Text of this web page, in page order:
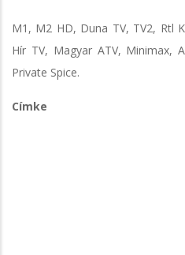
M1, M2 HD, Duna TV, TV2, Rtl
Hír TV, Magyar ATV, Minimax,
Private Spice.
Címke